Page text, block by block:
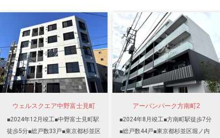
ウェルスクエア中野富士見町
■2024年12月竣工■中野富士見町駅
徒歩5分■総戸数33戸■東京都杉並区
アーバンパーク方南町2
■2024年8月竣工■方南町駅徒歩7分
■総戸数44戸■東京都杉並区堀ノ内